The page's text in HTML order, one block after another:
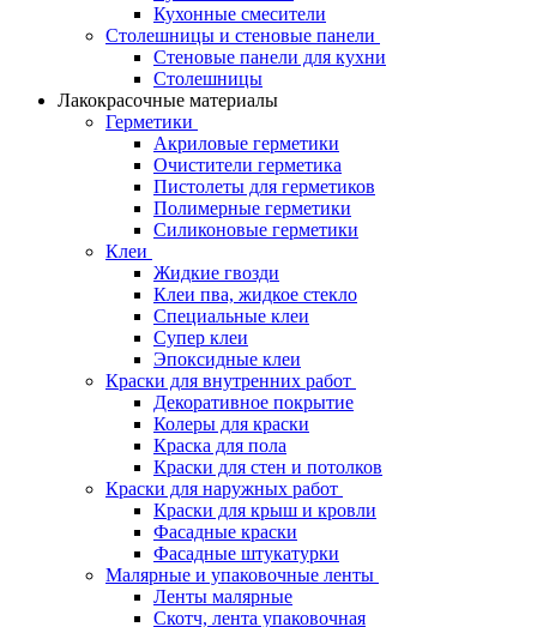
Кухонные смесители
Столешницы и стеновые панели
Стеновые панели для кухни
Столешницы
Лакокрасочные материалы
Герметики
Акриловые герметики
Очистители герметика
Пистолеты для герметиков
Полимерные герметики
Силиконовые герметики
Клеи
Жидкие гвозди
Клеи пва, жидкое стекло
Специальные клеи
Супер клеи
Эпоксидные клеи
Краски для внутренних работ
Декоративное покрытие
Колеры для краски
Краска для пола
Краски для стен и потолков
Краски для наружных работ
Краски для крыш и кровли
Фасадные краски
Фасадные штукатурки
Малярные и упаковочные ленты
Ленты малярные
Скотч, лента упаковочная